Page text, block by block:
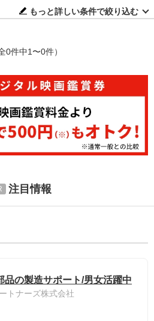
もっと詳しい条件で絞り込む
0件中1〜0件）
注目情報
品の製造サポート/男女活躍中
トナーズ株式会社